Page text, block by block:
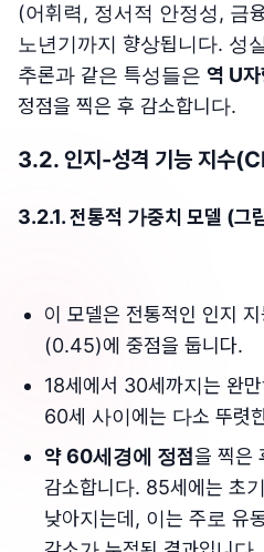
(어휘력, 정서적 안정성, 금
노년기까지 향상됩니다. 성
추론과 같은 특성들은 역 U
정점을 찍은 후 감소합니다.
3.2. 인지-성격 기능 지수
3.2.1. 전통적 가중치 모델 (그
이 모델은 전통적인 인지
(0.45)에 중점을 둡니다.
18세에서 30세까지는 완
60세 사이에는 다소 뚜렷
약 60세경에 정점을 찍은
감소합니다. 85세에는 초
낮아지는데, 이는 주로 유